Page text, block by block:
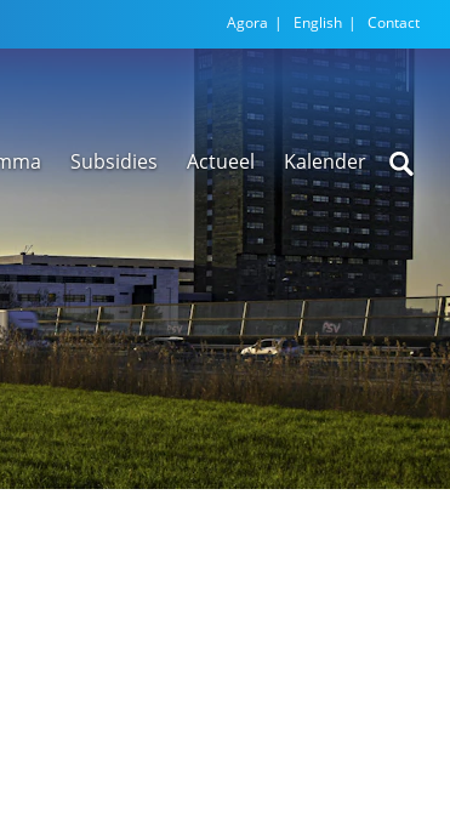
Agora English Contact
Wonen
Subsidies
VEX-regeling
Actueel
Nieuwsarchief
Kalender